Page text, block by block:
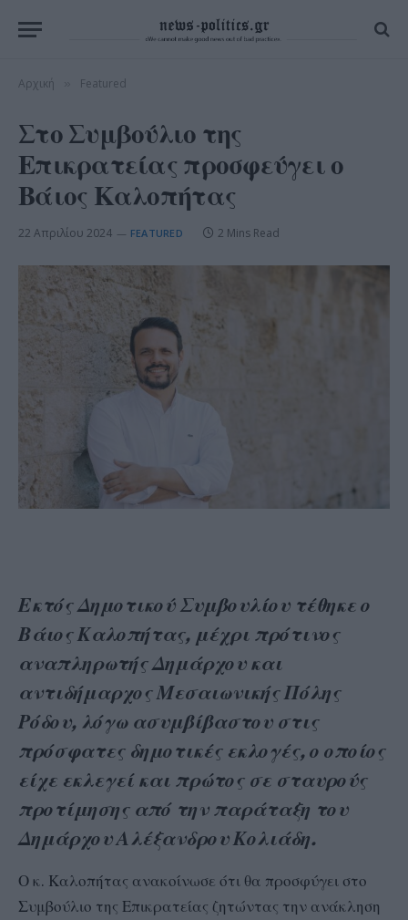
Αρχική Featured
Στο Συμβούλιο της
Επικρατείας προσφεύγει ο
Βάιος Καλοπήτας
22 Απριλίου 2024 FEATURED 2 Mins Read
Εκτός Δημοτικού Συμβουλίου τέθηκε ο
Βάιος Καλοπήτας, μέχρι πρότινος
αναπληρωτής Δημάρχου και
αντιδήμαρχος Μεσαιωνικής Πόλης
Ρόδου, λόγω ασυμβίβαστου στις
πρόσφατες δημοτικές εκλογές, ο οποίος
είχε εκλεγεί και πρώτος σε σταυρούς
προτίμησης από την παράταξη του
Δημάρχου Αλέξανδρου Κολιάδη.
Ο κ. Καλοπήτας ανακοίνωσε ότι θα προσφύγει στο
Συμβούλιο της Επικρατείας ζητώντας την ανάκληση